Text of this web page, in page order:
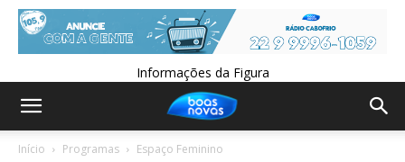
Informações da Figura
Início Programas Espaço Feminino